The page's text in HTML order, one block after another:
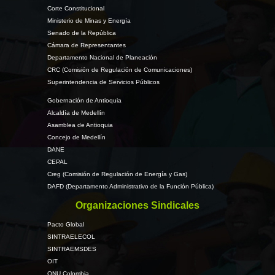
Corte Constitucional
Ministerio de Minas y Energía
Senado de la República
Cámara de Representantes
Departamento Nacional de Planeación
CRC (Comisión de Regulación de Comunicaciones)
Superintendencia de Servicios Públicos
Gobernación de Antioquia
Alcaldía de Medellín
Asamblea de Antioquia
Concejo de Medellín
DANE
CEPAL
Creg (Comisión de Regulación de Energía y Gas)
DAFD (Departamento Administrativo de la Función Pública)
Organizaciones Sindicales
Pacto Global
SINTRAELECOL
SINTRAEMSDES
OIT
ONU Colombia